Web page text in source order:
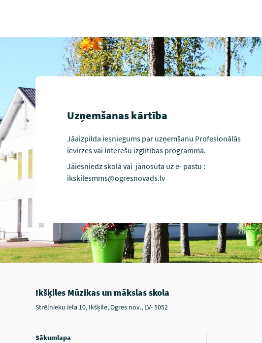
Uzņemšanas kārtība
Jāaizpilda iesniegums par uzņemšanu Profesionālās
ievirzes vai Interešu izglītības programmā.
Jāiesniedz skolā vai jānosūta uz e- pastu :
ikskilesmms@ogresnovads.lv
Ikšķiles Mūzikas un mākslas skola
Strēlnieku iela 10, Ikšķile, Ogres nov., LV- 5052
Sākumlapa